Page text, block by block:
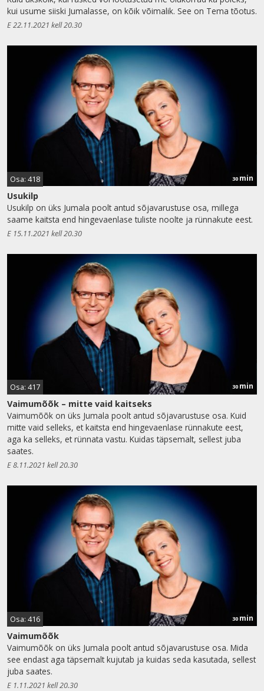
kui usume siiski Jumalasse, on kõik võimalik. See on Tema tõotus.
E 22.11.2021 kell 20.30
Osa: 418 30 min
Usukilp
Usukilp on üks Jumala poolt antud sõjavarustuse osa, millega
saame kaitsta end hingevaenlase tuliste noolte ja rünnakute eest.
E 15.11.2021 kell 20.30
Osa: 417 30 min
Vaimumõõk – mitte vaid kaitseks
Vaimumõõk on üks Jumala poolt antud sõjavarustuse osa. Kuid
mitte vaid selleks, et kaitsta end hingevaenlase rünnakute eest,
aga ka selleks, et rünnata vastu. Kuidas täpsemalt, sellest juba
saates.
E 8.11.2021 kell 20.30
Osa: 416 30 min
Vaimumõõk
Vaimumõõk on üks Jumala poolt antud sõjavarustuse osa. Mida
see endast aga täpsemalt kujutab ja kuidas seda kasutada, sellest
juba saates.
E 1.11.2021 kell 20.30